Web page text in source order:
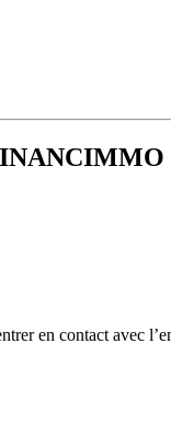
en contact avec